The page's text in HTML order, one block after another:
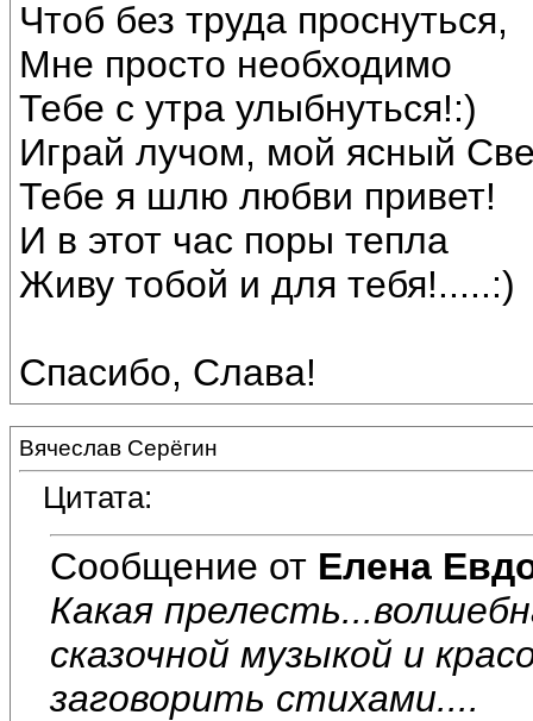
Чтоб без труда проснуться,
Мне просто необходимо
Тебе с утра улыбнуться!:)
Играй лучом, мой ясный
Тебе я шлю любви привет!
И в этот час поры тепла
Живу тобой и для тебя!.....:)
Спасибо, Слава!
Вячеслав Серёгин
Цитата:
Сообщение от Елена
Какая
сказочной музыкой и
заговорить стихами....